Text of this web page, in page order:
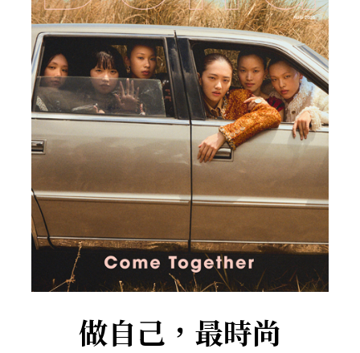
做自己，最時尚